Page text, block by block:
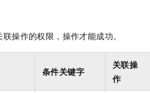
操作的权限，操作才能成功。
条件关键字
关联操
作
建站系统